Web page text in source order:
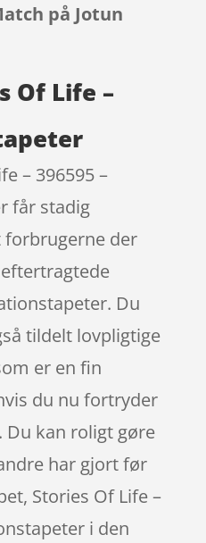
på Jotun
Of Life –
– 396595 –
får stadig
der
Du
tildelt lovpligtige
er en fin
du nu fortryder
Du kan roligt gøre
har gjort før
Stories Of Life –
i den